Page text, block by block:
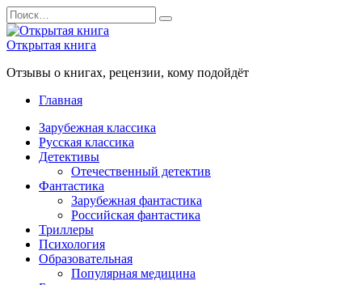
Перейти
к
содержанию
Search
for:
Открытая книга
Отзывы о книгах, рецензии, кому подойдёт
Главная
Зарубежная классика
Русская классика
Детективы
Отечественный детектив
Фантастика
Зарубежная фантастика
Российская фантастика
Триллеры
Психология
Образовательная
Популярная медицина